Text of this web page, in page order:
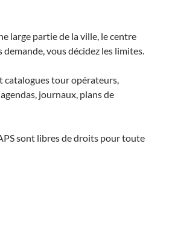
large partie de la ville, le centre
vous décidez les limites.
tour opérateurs,
journaux, plans de
sont libres de droits pour toute